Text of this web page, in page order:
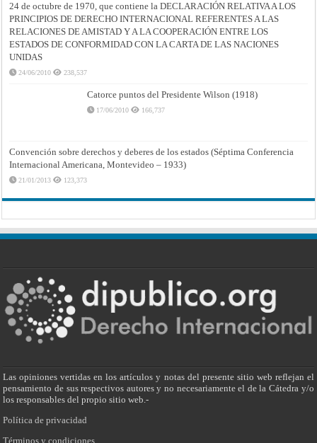
24 de octubre de 1970, que contiene la DECLARACIÓN RELATIVA A LOS
PRINCIPIOS DE DERECHO INTERNACIONAL REFERENTES A LAS
RELACIONES DE AMISTAD Y A LA COOPERACIÓN ENTRE LOS
ESTADOS DE CONFORMIDAD CON LA CARTA DE LAS NACIONES
UNIDAS
24/06/2010 238,537
Catorce puntos del Presidente Wilson (1918)
17/06/2010 166,737
Convención sobre derechos y deberes de los estados (Séptima Conferencia
Internacional Americana, Montevideo – 1933)
21/01/2013 123,373
Las opiniones vertidas en los artículos y notas del presente sitio web reflejan el
pensamiento de sus respectivos autores y no necesariamente el de la Cátedra y/o
los responsables del propio sitio web.-
Política de privacidad
Términos y condiciones